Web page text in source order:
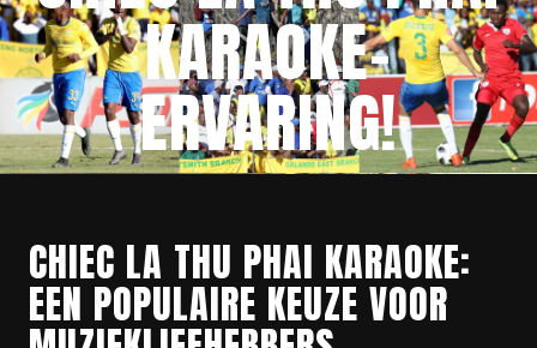
KARAOKE-
ERVARING!
CHIEC LA THU PHAI KARAOKE:
EEN POPULAIRE KEUZE VOOR